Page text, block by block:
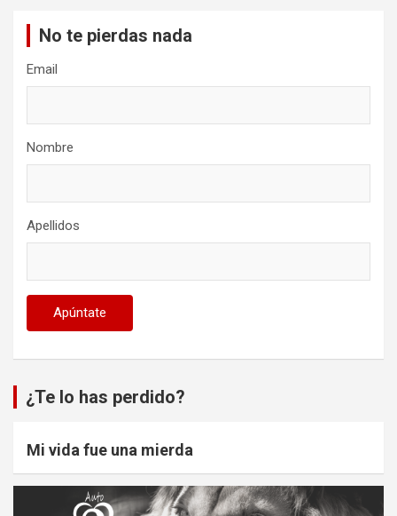
No te pierdas nada
Email
Nombre
Apellidos
¿Te lo has perdido?
Mi vida fue una mierda